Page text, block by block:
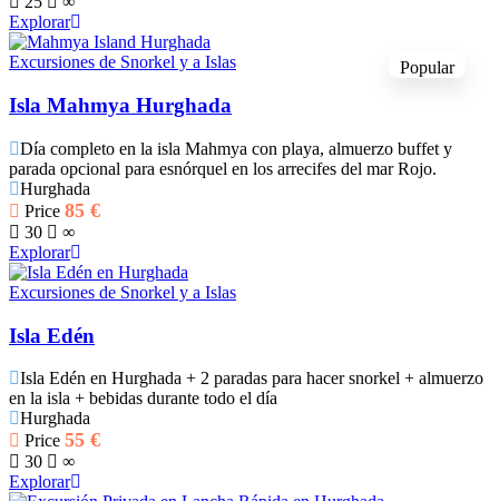
Explorar
Popular
Excursiones de Snorkel y a Islas
Isla Mahmya Hurghada
Día completo en la isla Mahmya con playa, almuerzo buffet y
parada opcional para esnórquel en los arrecifes del mar Rojo.
Hurghada
Price 85 €
30
∞
Explorar
Excursiones de Snorkel y a Islas
Isla Edén
Isla Edén en Hurghada + 2 paradas para hacer snorkel + almuerzo
en la isla + bebidas durante todo el día
Hurghada
Price 55 €
30
∞
Explorar